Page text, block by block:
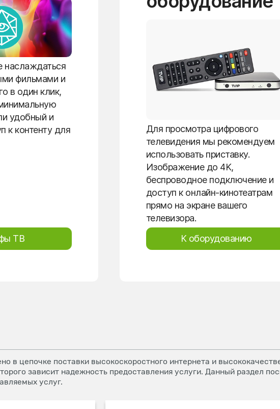
наслаждаться
фильмами и
в один клик,
удобный и
к контенту для
ТВ
Для просмотра цифрового
телевидения мы рекомендуем
использовать приставку.
Изображение до 4K,
беспроводное подключение и
доступ к онлайн-кинотеатрам
прямо на экране вашего
телевизора.
К оборудованию
в цепочке поставки высокоскоростного интернета и
зависит надежность предоставления услуги. Данный раздел
услуг.